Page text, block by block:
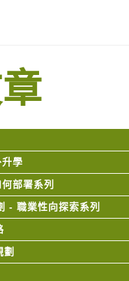
升學
部署系列
- 職業性向探索系列